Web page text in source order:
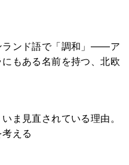
ランド語で「調和」——ア
もある名前を持つ、北欧
ま見直されている理由。
える